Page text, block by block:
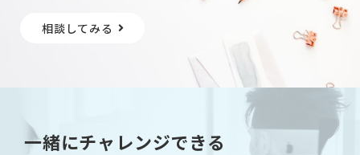
相談してみる
一緒にチャレンジできる